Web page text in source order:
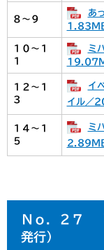
８～９
あ
１０～１
１
ミ
１２～１
３
イ
イル／
１４～１
５
ミ
Ｎｏ．２７
発行）